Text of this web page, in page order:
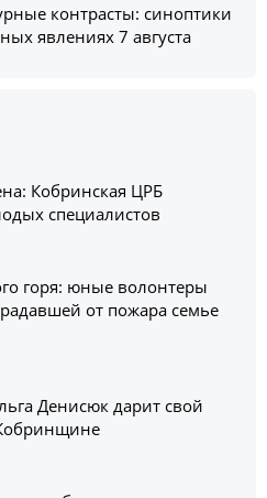
контрасты: синоптики
явлениях 7 августа
Кобринская ЦРБ
специалистов
горя: юные волонтеры
от пожара семье
Денисюк дарит свой